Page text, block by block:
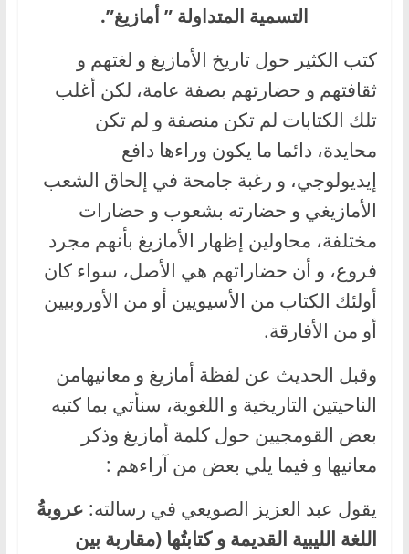
التسمية المتداولة ” أمازيغ”.
كتب الكثير حول تاريخ الأمازيغ و لغتهم و
ثقافتهم و حضارتهم بصفة عامة، لكن أغلب
تلك الكتابات لم تكن منصفة و لم تكن
محايدة، دائما ما يكون وراءها دافع
إيديولوجي، و رغبة جامحة في إلحاق الشعب
الأمازيغي و حضارته بشعوب و حضارات
مختلفة، محاولين إظهار الأمازيغ بأنهم مجرد
فروع، و أن حضاراتهم هي الأصل، سواء كان
أولئك الكتاب من الأسيويين أو من الأوروبيين
أو من الأفارقة.
وقبل الحديث عن لفظة أمازيغ و معانيهامن
الناحيتين التاريخية و اللغوية، سنأتي بما كتبه
بعض القومجيين حول كلمة أمازيغ وذكر
معانيها و فيما يلي بعض من آراءهم :
يقول عبد العزيز الصويعي في رسالته: عروبةُ
اللغة الليبية القديمة و كتابتُها (مقاربة بين